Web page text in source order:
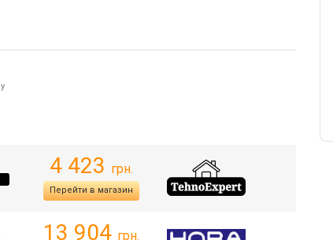
4 423 грн.
Перейти в магазин
13 904 грн.